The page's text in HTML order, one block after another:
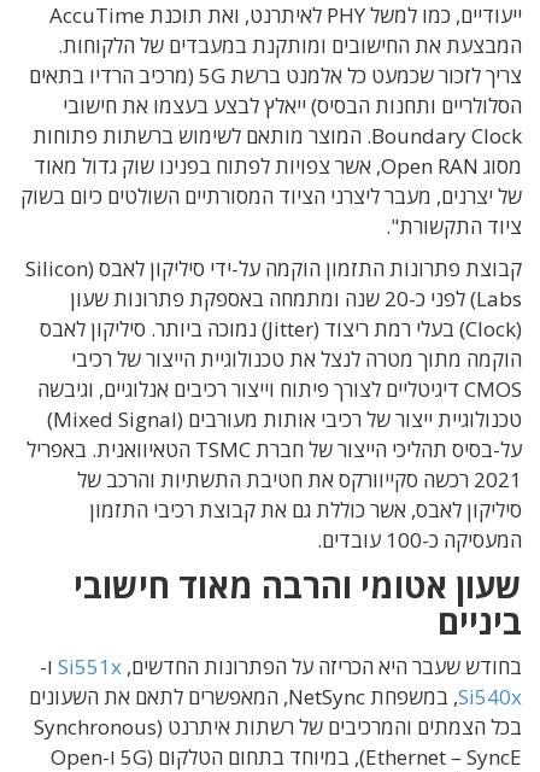
ייעודיים, כמו למשל PHY לאיתרנט, ואת תוכנת AccuTime
המבצעת את החישובים ומותקנת במעבדים של הלקוחות.
צריך לזכור שכמעט כל אלמנט ברשת 5G (מרכיב הרדיו בתאים
הסלולריים ותחנות הבסיס) ייאלץ לבצע בעצמו את חישובי
Boundary Clock. המוצר מותאם לשימוש ברשתות פתוחות
מסוג Open RAN, אשר צפויות לפתוח בפנינו שוק גדול מאוד
של יצרנים, מעבר ליצרני הציוד המסורתיים השולטים כיום בשוק
ציוד התקשורת".
קבוצת פתרונות התזמון הוקמה על-ידי סיליקון לאבס (Silicon
Labs) לפני כ-20 שנה ומתמחה באספקת פתרונות שעון
(Clock) בעלי רמת ריצוד (Jitter) נמוכה ביותר. סיליקון לאבס
הוקמה מתוך מטרה לנצל את טכנולוגיית הייצור של רכיבי
CMOS דיגיטליים לצורך פיתוח וייצור רכיבים אנלוגיים, וגיבשה
טכנולוגיית ייצור של רכיבי אותות מעורבים (Mixed Signal)
על-בסיס תהליכי הייצור של חברת TSMC הטאיוואנית. באפריל
2021 רכשה סקייוורקס את חטיבת התשתיות והרכב של
סיליקון לאבס, אשר כוללת גם את קבוצת רכיבי התזמון
המעסיקה כ-100 עובדים.
שעון אטומי והרבה מאוד חישובי
ביניים
בחודש שעבר היא הכריזה על הפתרונות החדשים, Si551x ו-
Si540x
, במשפחת NetSync, המאפשרים לתאם את השעונים
בכל הצמתים והמרכיבים של רשתות איתרנט (Synchronous
Ethernet – SyncE), במיוחד בתחום הטלקום (5G ו-Open